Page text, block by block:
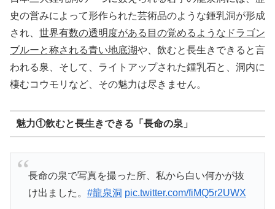
史の営みによって形作られた芸術品のような鍾乳洞が形成
され、 世界有数の透明度がある目の覚めるようなドラゴン
ブルーと称される青い地底湖や、飲むと長生きできると言
われる泉、そして、ライトアップされた鍾乳石と、洞内に
棲むコウモリなど、その魅力は尽きません。
魅力①飲むと長生きできる「長命の泉」
長命の泉で写真を撮った所、私から白い何かが抜
け出ました。 #龍泉洞 pic.twitter.com/fiMQ5r2UWX